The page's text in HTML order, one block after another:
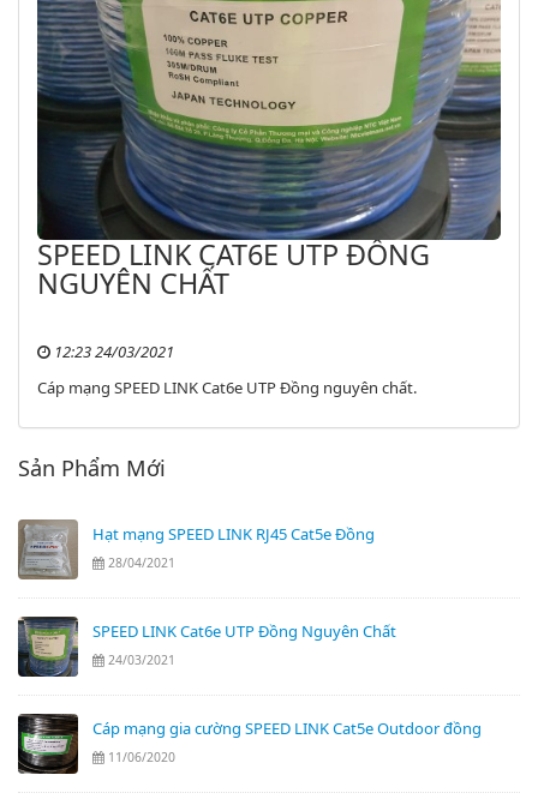
SPEED LINK CAT6E UTP ĐỒNG
NGUYÊN CHẤT
12:23 24/03/2021
Cáp mạng SPEED LINK Cat6e UTP Đồng nguyên chất.
Sản Phẩm Mới
Hạt mạng SPEED LINK RJ45 Cat5e Đồng
28/04/2021
SPEED LINK Cat6e UTP Đồng Nguyên Chất
24/03/2021
Cáp mạng gia cường SPEED LINK Cat5e Outdoor đồng
11/06/2020